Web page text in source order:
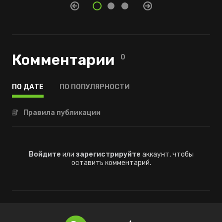
Комментарии 0
ПО ДАТЕ ПО ПОПУЛЯРНОСТИ
Правила публикации
Войдите или зарегистрируйте аккаунт, чтобы
оставить комментарий.